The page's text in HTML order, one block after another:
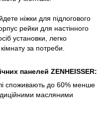
ніжки для підлогового
рейки для настінного
установки, легко
за потреби.
панелей ZENHEISSER:
споживають до 60% менше
масляними